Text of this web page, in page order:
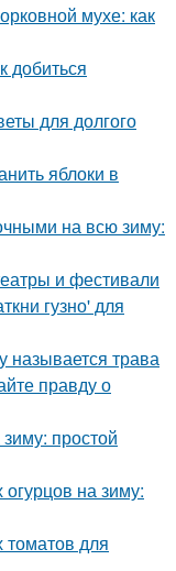
мухе: как
добиться
для долгого
яблоки в
на всю зиму:
и фестивали
гузно' для
называется трава
правду о
простой
на зиму:
для